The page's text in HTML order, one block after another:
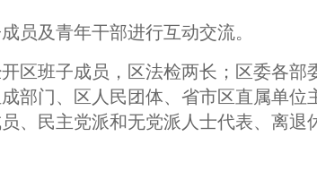
员及青年干部进行互动交流。
区班子成员，区法检两长；区委各部
部门、区人民团体、省市区直属单位
、民主党派和无党派人士代表、离退